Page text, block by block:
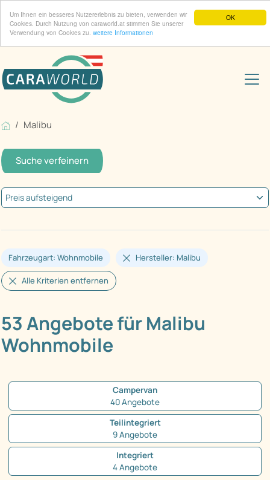
OK
Um Ihnen ein besseres Nutzererlebnis zu bieten, verwenden wir
Cookies. Durch Nutzung von caraworld.at stimmen Sie unserer
Verwendung von Cookies zu. weitere Informationen
Malibu
Suche verfeinern
Fahrzeugart: Wohnmobile Hersteller: Malibu
Alle Kriterien entfernen
53 Angebote für Malibu
Wohnmobile
Campervan
40 Angebote
Teilintegriert
9 Angebote
Integriert
4 Angebote